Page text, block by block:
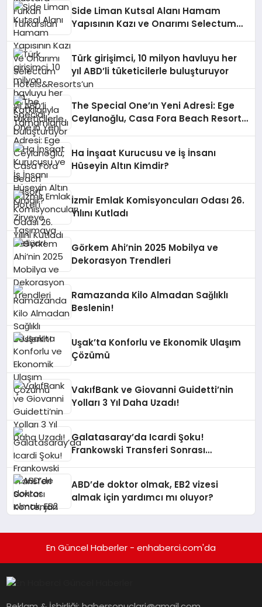
Side Liman Kutsal Alanı Hamam
Yapısının Kazı ve Onarımı Selectum
Türk girişimci, 10 milyon havluyu her
yıl ABD’li tüketicilerle buluşturuyor
The Special One’ın Yeni Adresi: Ege
Ceylanoğlu, Casa Fora Beach Resort
Ha İnşaat Kurucusu ve İş İnsanı
Hüseyin Altın Kimdir?
İzmir Emlak Komisyoncuları Odası 26.
Yılını Kutladı
Görkem Ahi’nin 2025 Mobilya ve
Dekorasyon Trendleri
Ramazanda Kilo Almadan Sağlıklı
Beslenin!
Uşak’ta Konforlu ve Ekonomik Ulaşım
Çözümü
VakıfBank ve Giovanni Guidetti’nin
Yolları 3 Yıl Daha Uzadı!
Galatasaray’da Icardi Şoku!
Frankowski Transferi Sonrası
ABD’de doktor olmak, EB2 vizesi
almak için yardımcı mı oluyor?
En Güncel Haberler - enhaberci.com'da